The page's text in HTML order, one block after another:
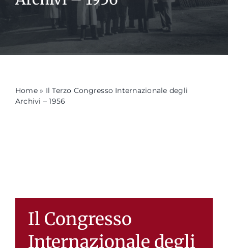
News
Home» Il Terzo Congresso Internazionale degli
Archivi – 1956
Il Congresso
Internazionale degli